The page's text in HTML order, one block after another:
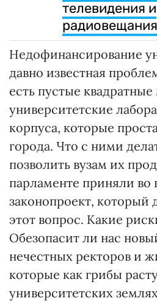
телевидения и
радиовещания
Недофинансирование
давно известная
есть пустые
университетские
корпуса, которые
города. Что с ними
позволить вузам их
парламенте приняли во
законопроект,
этот вопрос. Какие
Обезопасит ли нас
нечестных ректоров и
которые как грибы
университетских